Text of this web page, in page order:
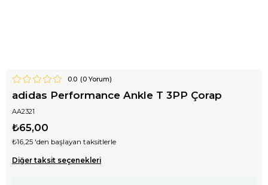
0.0 (0Yorum)
adidas Performance Ankle T 3PP Çorap
AA2321
₺65,00
₺16,25 'den başlayan taksitlerle
Diğer taksit seçenekleri